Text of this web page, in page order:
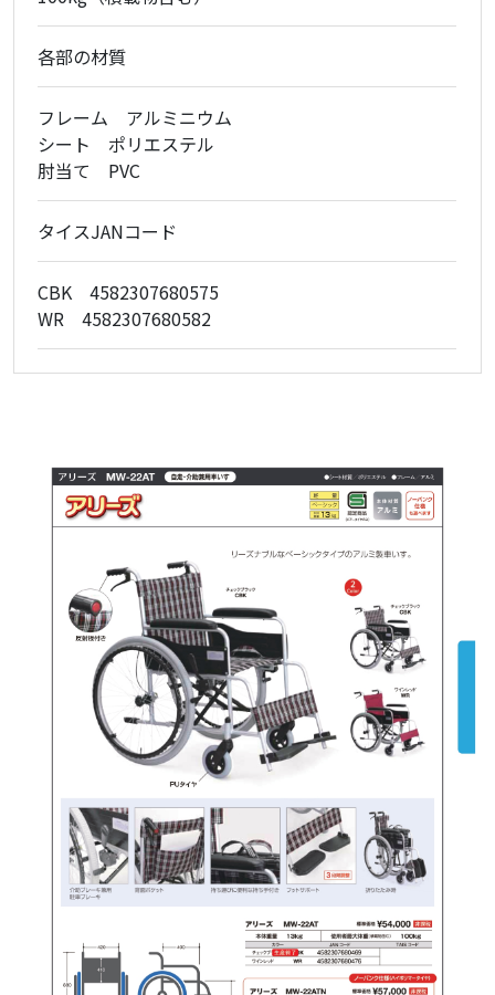
各部の材質
フレーム アルミニウム
シート ポリエステル
肘当て PVC
タイスJANコード
CBK 4582307680575
WR 4582307680582